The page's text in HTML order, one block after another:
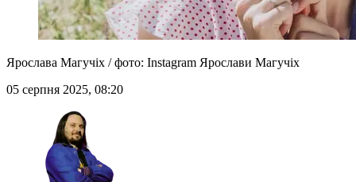
Ярослава Магучіх / фото: Instagram Ярослави Магучіх
05 серпня 2025, 08:20